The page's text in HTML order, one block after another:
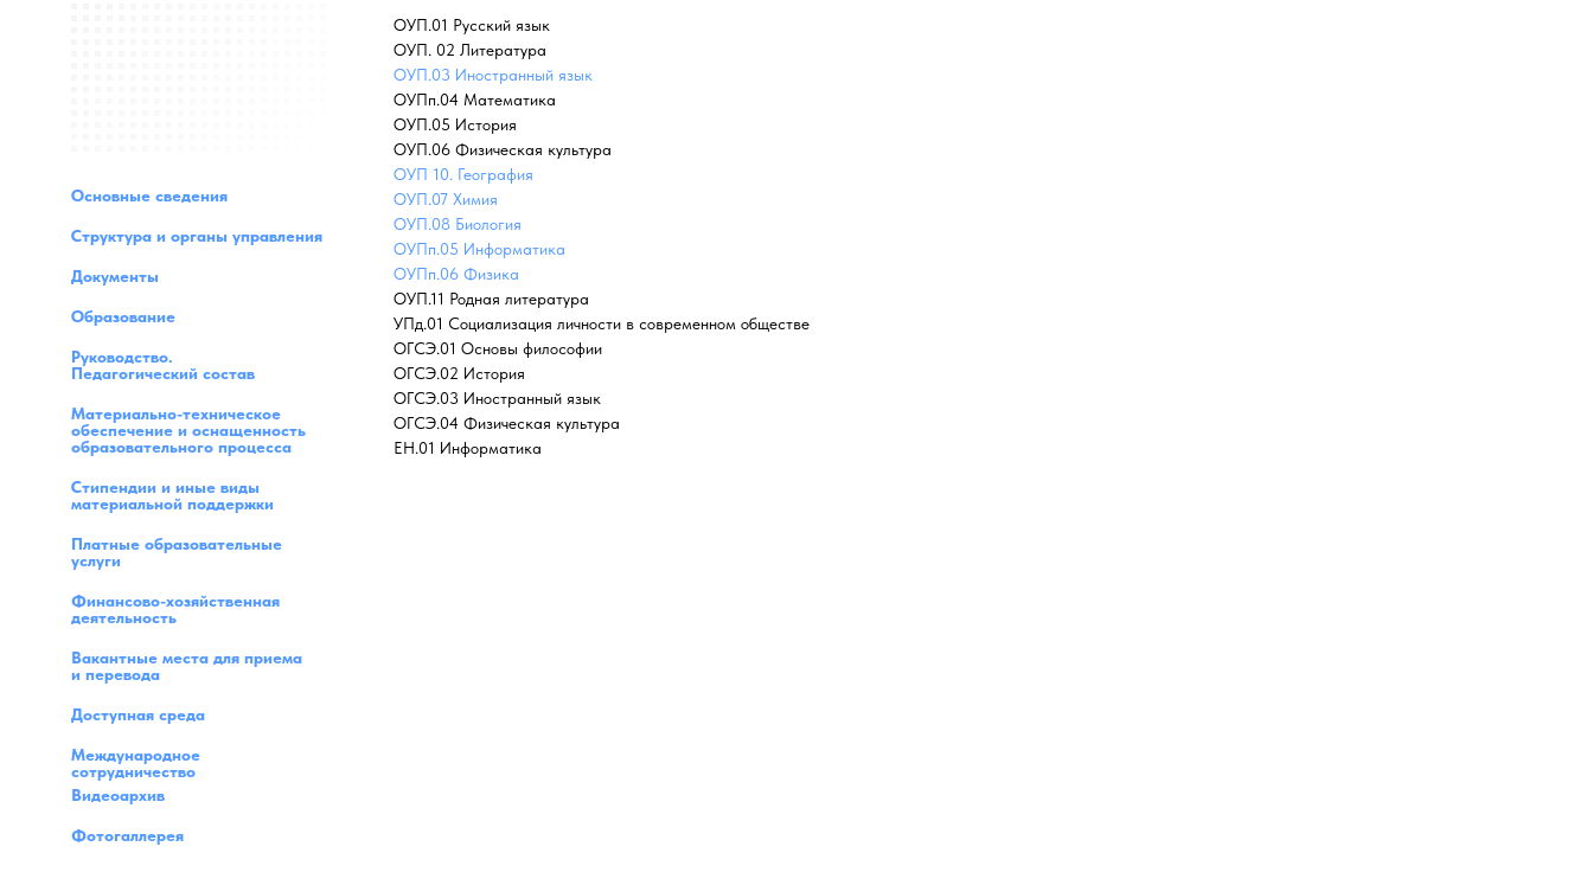
ОУП.01 Русский язык
ОУП. 02 Литература
ОУП.03 Иностранный язык
ОУПп.04 Математика
ОУП.05 История
ОУП.06 Физическая культура
ОУП 10. География
ОУП.07 Химия
ОУП.08 Биология
ОУПп.05 Информатика
ОУПп.06 Физика
ОУП.11 Родная литература
УПд.01 Социализация личности в современном обществе
ОГСЭ.01 Основы философии
ОГСЭ.02 История
ОГСЭ.03 Иностранный язык
ОГСЭ.04 Физическая культура
ЕН.01 Информатика
Основные сведения
Структура и органы управления
Стипендии и иные виды
материальной поддержки
Документы
Платные образовательные
услуги
Образование
Финансово-хозяйственная
деятельность
Руководство.
Педагогический состав
Вакантные места для приема
и перевода
Международное
сотрудничество
Видеоархив
Материально-техническое
обеспечение и оснащенность
образовательного процесса
Доступная среда
Фотогаллерея